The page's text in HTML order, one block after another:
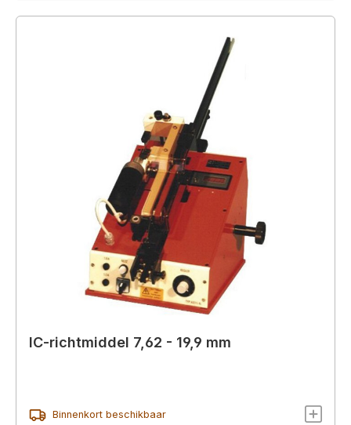
IC-richtmiddel 7,62 - 19,9 mm
Binnenkort beschikbaar